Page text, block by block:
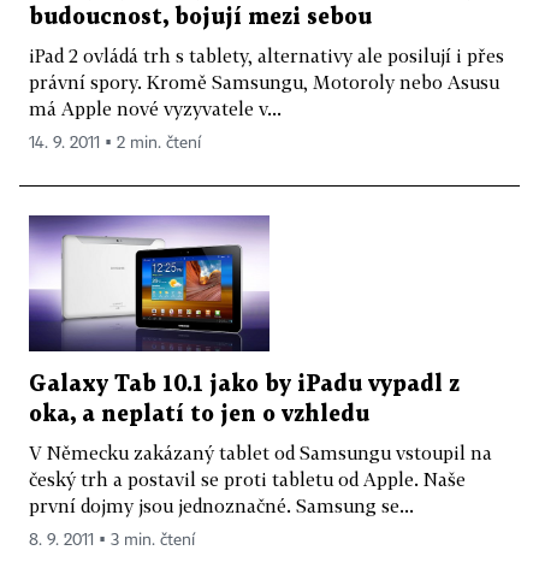
budoucnost, bojují mezi sebou
iPad 2 ovládá trh s tablety, alternativy ale posilují i přes
právní spory. Kromě Samsungu, Motoroly nebo Asusu
má Apple nové vyzyvatele v...
14. 9. 2011 ▪ 2 min. čtení
Galaxy Tab 10.1 jako by iPadu vypadl z
oka, a neplatí to jen o vzhledu
V Německu zakázaný tablet od Samsungu vstoupil na
český trh a postavil se proti tabletu od Apple. Naše
první dojmy jsou jednoznačné. Samsung se...
8. 9. 2011 ▪ 3 min. čtení